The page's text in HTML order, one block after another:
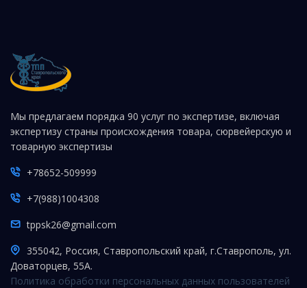
Мы предлагаем порядка 90 услуг по экспертизе, включая
экспертизу страны происхождения товара, сюрвейерскую и
товарную экспертизы
+78652-509999
+7(988)1004308
tppsk26@gmail.com
355042, Россия, Ставропольский край, г.Ставрополь, ул.
Доваторцев, 55А.
Политика обработки персональных данных пользователей